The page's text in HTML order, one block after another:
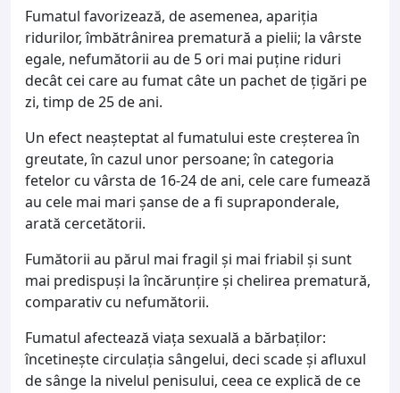
Fumatul favorizează, de asemenea, apariţia
ridurilor, îmbătrânirea prematură a pielii; la vârste
egale, nefumătorii au de 5 ori mai puţine riduri
decât cei care au fumat câte un pachet de ţigări pe
zi, timp de 25 de ani.
Un efect neaşteptat al fumatului este creşterea în
greutate, în cazul unor persoane; în categoria
fetelor cu vârsta de 16-24 de ani, cele care fumează
au cele mai mari şanse de a fi supraponderale,
arată cercetătorii.
Fumătorii au părul mai fragil şi mai friabil şi sunt
mai predispuşi la încărunţire şi chelirea prematură,
comparativ cu nefumătorii.
Fumatul afectează viaţa sexuală a bărbaţilor:
încetineşte circulaţia sângelui, deci scade şi afluxul
de sânge la nivelul penisului, ceea ce explică de ce